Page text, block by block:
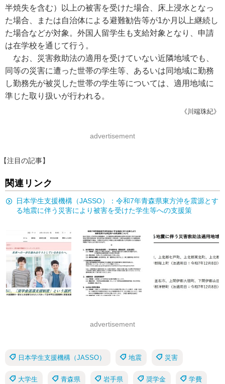
半焼失を含む）以上の被害を受けた場合、床上浸水となっ
た場合、または自治体による避難勧告等が1か月以上継続し
た場合などが対象。外国人留学生も支給対象となり、申請
は在学校を通じて行う。
なお、災害救助法の適用を受けていない近隣地域でも、
同等の災害に遭った世帯の学生等、あるいは同地域に勤務
し勤務先が被災した世帯の学生等については、適用地域に
準じた取り扱いが行われる。
《川端珠紀》
advertisement
【注目の記事】
関連リンク
日本学生支援機構（JASSO）：令和7年青森県東方沖を震源とす
る地震に伴う災害により被害を受けた学生等への支援策
advertisement
日本学生支援機構（JASSO） 地震 災害
大学生 青森県 岩手県 奨学金 学費